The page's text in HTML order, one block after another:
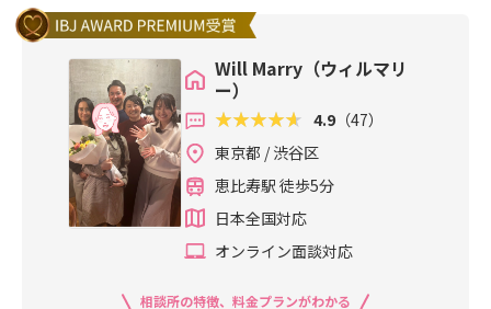
Will Marry（ウィルマリ
ー）
4.9 （47）
東京都 / 渋谷区
恵比寿駅 徒歩5分
日本全国対応
オンライン面談対応
相談所の特徴、料金プランがわかる